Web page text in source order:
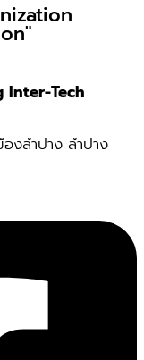
Inter-Tech
งลำปาง ลำปาง